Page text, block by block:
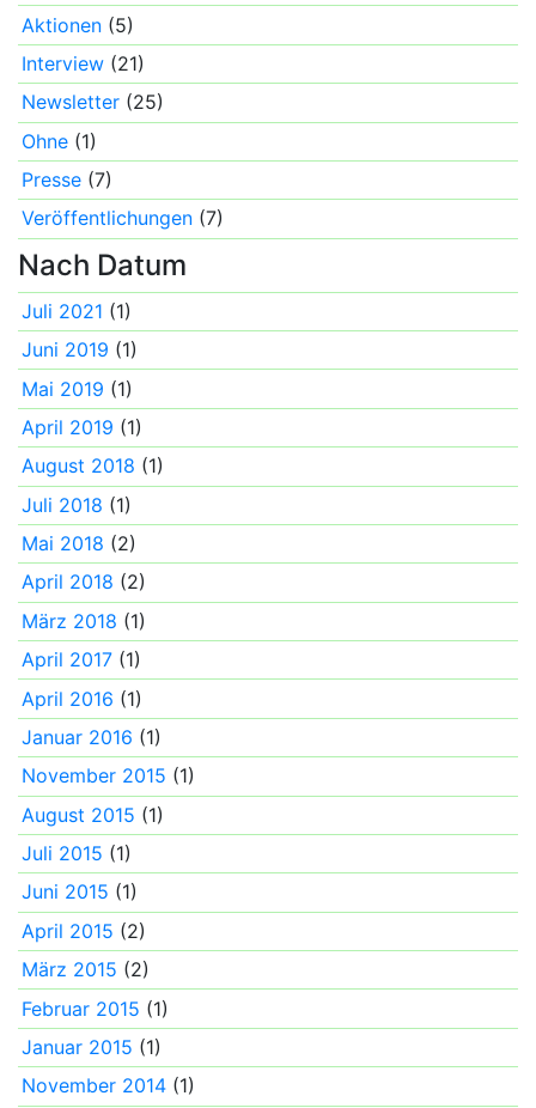
Aktionen (5)
Interview (21)
Newsletter (25)
Ohne (1)
Presse (7)
Veröffentlichungen (7)
Nach Datum
Juli 2021 (1)
Juni 2019 (1)
Mai 2019 (1)
April 2019 (1)
August 2018 (1)
Juli 2018 (1)
Mai 2018 (2)
April 2018 (2)
März 2018 (1)
April 2017 (1)
April 2016 (1)
Januar 2016 (1)
November 2015 (1)
August 2015 (1)
Juli 2015 (1)
Juni 2015 (1)
April 2015 (2)
März 2015 (2)
Februar 2015 (1)
Januar 2015 (1)
November 2014 (1)